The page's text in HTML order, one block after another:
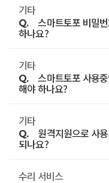
저장된 원시 파일
도면의 좌표계와
후 맞춰주는 작업
A.
스마트토포 담당
기타
Q. 스마트토포 비밀
하나요?
A.
(02-702-7600)로
바랍니다.
다시 비밀번호를
기타
Q. 스마트토포 사용
해야 하나요?
A.
주시기 바랍니다.
기타
Q. 원격지원으로 사
되나요?
A.
현재 지오시스템
수리 서비스